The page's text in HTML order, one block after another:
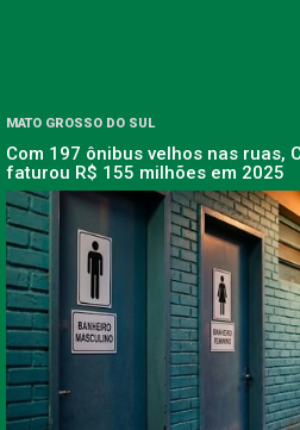
MATO GROSSO DO SUL
Com 197 ônibus velhos nas ruas,
faturou R$ 155 milhões em 2025